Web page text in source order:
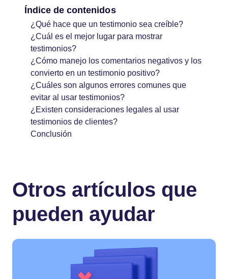
Índice de contenidos
¿Qué hace que un testimonio sea creíble?
¿Cuál es el mejor lugar para mostrar
testimonios?
¿Cómo manejo los comentarios negativos y los
convierto en un testimonio positivo?
¿Cuáles son algunos errores comunes que
evitar al usar testimonios?
¿Existen consideraciones legales al usar
testimonios de clientes?
Conclusión
Otros artículos que
pueden ayudar